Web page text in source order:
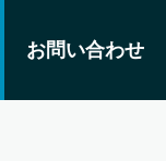
お問い合わせ